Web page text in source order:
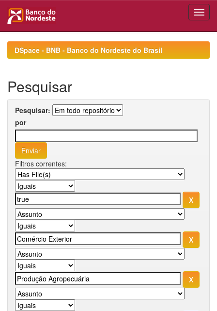
navigationDSpace - BNB - Banco do Nordeste do Brasil
Pesquisar
Pesquisar:
por
Filtros correntes: